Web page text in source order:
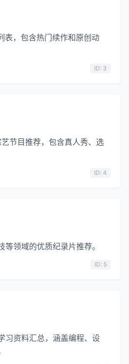
表，包含热门续作和原创动
ID: 3
节目推荐，包含真人秀、选
ID: 4
领域的优质纪录片推荐。
ID: 5
习资料汇总，涵盖编程、设